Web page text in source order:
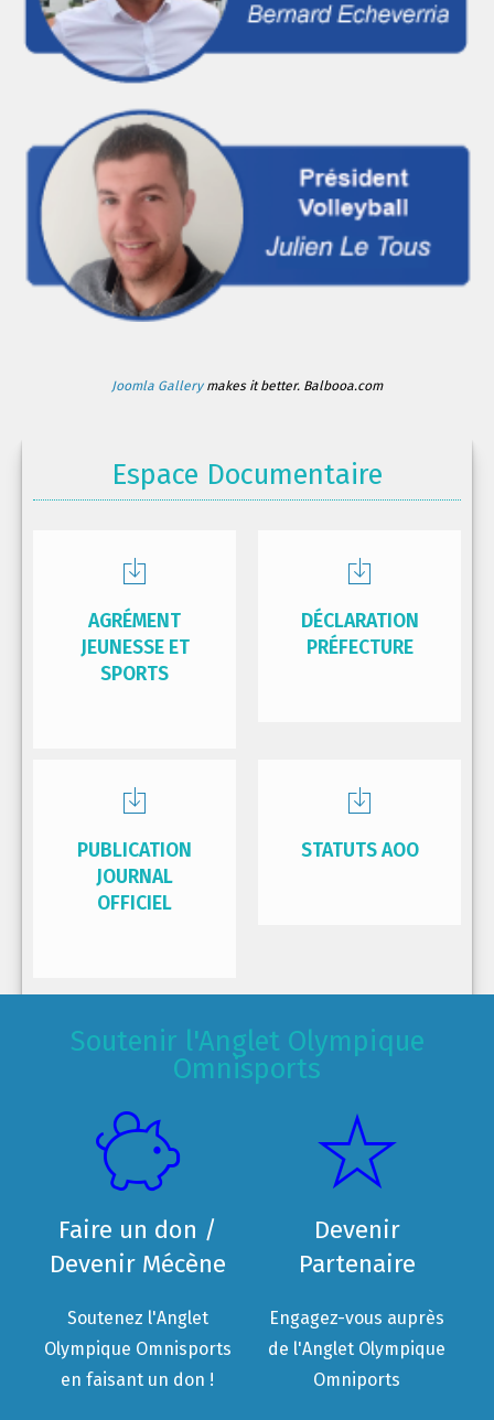
Joomla Gallerymakes it better. Balbooa.com
Espace Documentaire
AGRÉMENT
JEUNESSE ET
SPORTS
DÉCLARATION
PRÉFECTURE
PUBLICATION
JOURNAL
OFFICIEL
STATUTS AOO
Soutenir l'Anglet Olympique
Omnisports
Faire un don /
Devenir Mécène
Soutenez l'Anglet
Olympique Omnisports
en faisant un don !
Devenir
Partenaire
Engagez-vous auprès
de l'Anglet Olympique
Omniports